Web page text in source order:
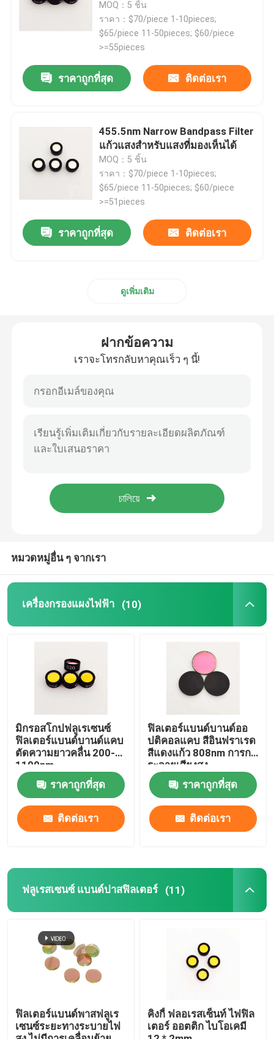
เครื่องกรอง IR Bandpass
เครื่องกรอง UV Bandpass
เครื่องกรองเครื่องวิเคราะห์ชีวเคมี
ไฟล์เตอร์บานด์พาสที่มองเห็นได้
เครื่องกรองแสงผ่านไกล
MOQ：5 ชิ้น
ราคา：$70/piece 1-10pieces;
$65/piece 11-50pieces; $60/piece
>=55pieces
ราคาถูกที่สุด ติดต่อเรา
455.5nm Narrow Bandpass Filter
แก้วแสงสําหรับแสงที่มองเห็นได้
MOQ：5 ชิ้น
ราคา：$70/piece 1-10pieces;
$65/piece 11-50pieces; $60/piece
>=51pieces
ราคาถูกที่สุด ติดต่อเรา
ดูเพิ่มเติม
ฝากข้อความ
เราจะโทรกลับหาคุณเร็ว ๆ นี้!
หมวดหมู่อื่น ๆ จากเรา
เครื่องกรองแผงไฟฟ้า (10)
มิกรอสโกปฟลูเรเซนซ์
ฟิลเตอร์แบนด์บานด์แคบ
ตัดความยาวคลื่น 200-
1100nm
ราคาถูกที่สุด
ติดต่อเรา
ฟิลเตอร์แบนด์บานด์ออ
ปติคอลแคบ สีอินฟราเรด
สีแดงแก้ว 808nm การก
ระจายเสียงสูง
ราคาถูกที่สุด
ติดต่อเรา
ฟลูเรสเซนซ์ แบนด์ปาสฟิลเตอร์ (11)
ฟิลเตอร์แบนด์พาสฟลูเร
เซนซ์ระยะทางระบายไฟ
คิงกี้ ฟลอเรสเซ็นท์ ไฟฟิล
เตอร์ ออตติก ไบโอเคมี